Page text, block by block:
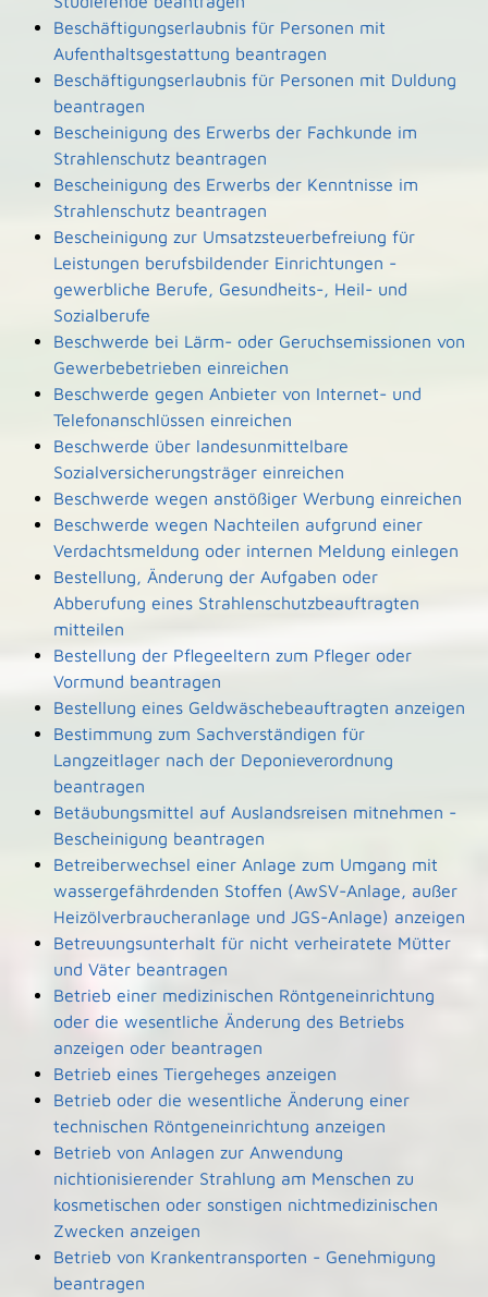
Beschäftigungserlaubnis für Personen mit
Aufenthaltsgestattung beantragen
Beschäftigungserlaubnis für Personen mit Duldung
beantragen
Bescheinigung des Erwerbs der Fachkunde im
Strahlenschutz beantragen
Bescheinigung des Erwerbs der Kenntnisse im
Strahlenschutz beantragen
Bescheinigung zur Umsatzsteuerbefreiung für
Leistungen berufsbildender Einrichtungen -
gewerbliche Berufe, Gesundheits-, Heil- und
Sozialberufe
Beschwerde bei Lärm- oder Geruchsemissionen von
Gewerbebetrieben einreichen
Beschwerde gegen Anbieter von Internet- und
Telefonanschlüssen einreichen
Beschwerde über landesunmittelbare
Sozialversicherungsträger einreichen
Beschwerde wegen anstößiger Werbung einreichen
Beschwerde wegen Nachteilen aufgrund einer
Verdachtsmeldung oder internen Meldung einlegen
Bestellung, Änderung der Aufgaben oder
Abberufung eines Strahlenschutzbeauftragten
mitteilen
Bestellung der Pflegeeltern zum Pfleger oder
Vormund beantragen
Bestellung eines Geldwäschebeauftragten anzeigen
Bestimmung zum Sachverständigen für
Langzeitlager nach der Deponieverordnung
beantragen
Betäubungsmittel auf Auslandsreisen mitnehmen -
Bescheinigung beantragen
Betreiberwechsel einer Anlage zum Umgang mit
wassergefährdenden Stoffen (AwSV-Anlage, außer
Heizölverbraucheranlage und JGS-Anlage) anzeigen
Betreuungsunterhalt für nicht verheiratete Mütter
und Väter beantragen
Betrieb einer medizinischen Röntgeneinrichtung
oder die wesentliche Änderung des Betriebs
anzeigen oder beantragen
Betrieb eines Tiergeheges anzeigen
Betrieb oder die wesentliche Änderung einer
technischen Röntgeneinrichtung anzeigen
Betrieb von Anlagen zur Anwendung
nichtionisierender Strahlung am Menschen zu
kosmetischen oder sonstigen nichtmedizinischen
Zwecken anzeigen
Betrieb von Krankentransporten - Genehmigung
beantragen